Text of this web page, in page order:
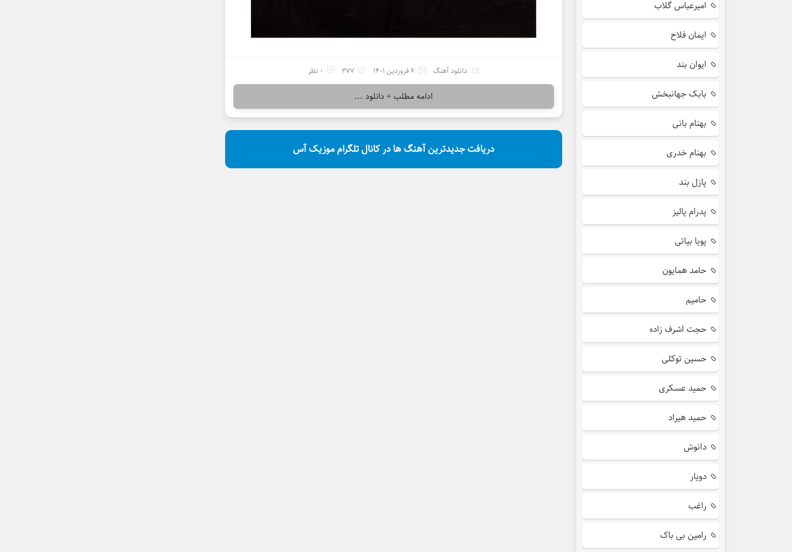
دانلود آهنگ 6 فروردین 1401 377 0 نظر
ادامه مطلب + دانلود ...
دریافت جدیدترین آهنگ ها در کانال تلگرام موزیک آس
امیرعباس گلاب
ایمان فلاح
ایوان بند
بابک جهانبخش
بهنام بانی
بهنام خدری
پازل بند
پدرام پالیز
پویا بیاتی
حامد همایون
حامیم
حجت اشرف زاده
حسین توکلی
حمید عسکری
حمید هیراد
دانوش
دویار
راغب
رامین بی باک